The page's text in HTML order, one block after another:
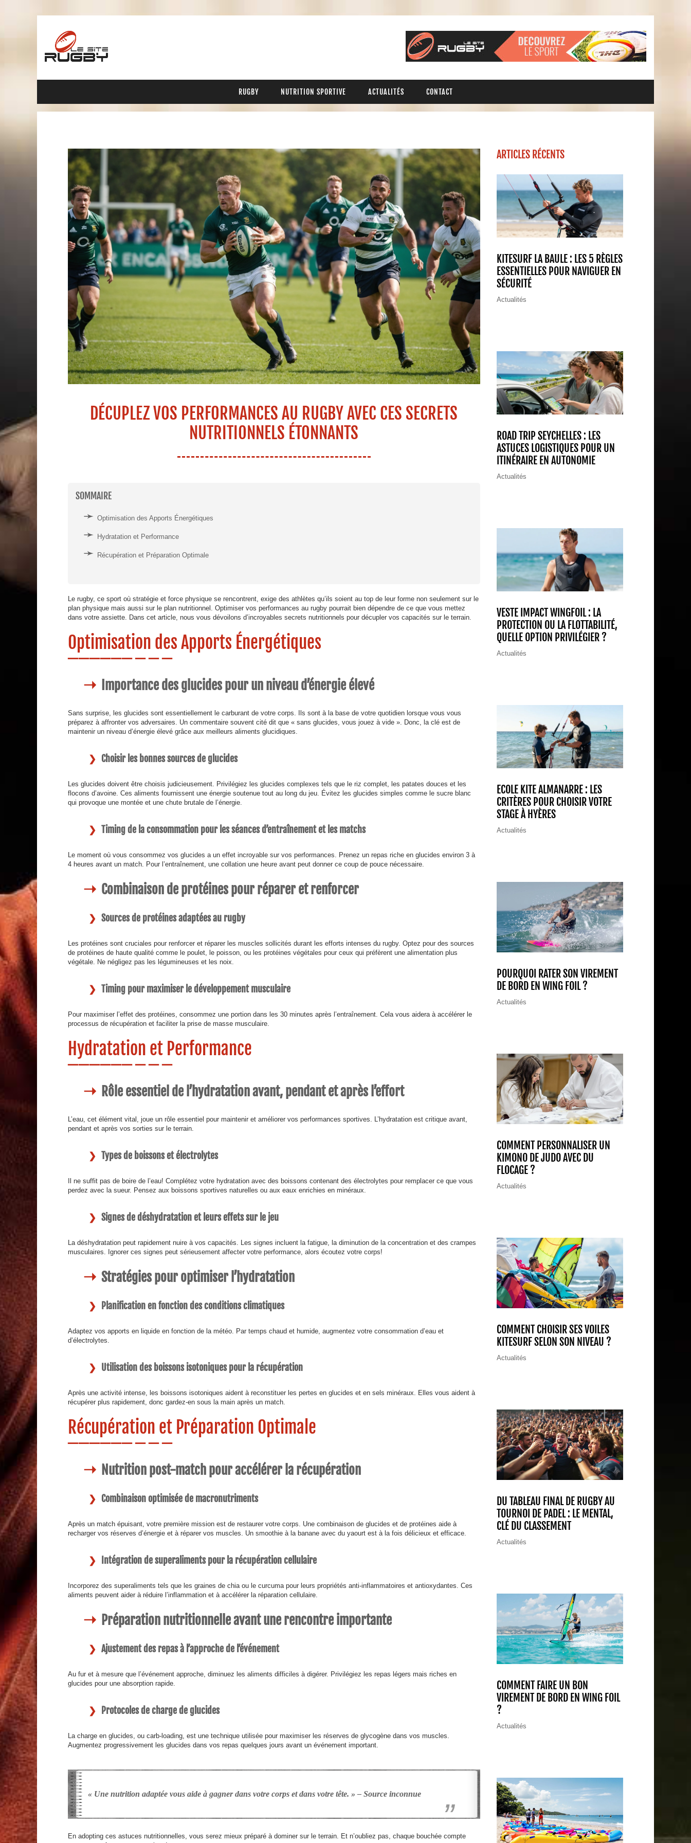
RUGBY NUTRITION SPORTIVE ACTUALITÉS CONTACT
DÉCUPLEZ VOS PERFORMANCES AU RUGBY AVEC CES SECRETS
NUTRITIONNELS ÉTONNANTS
SOMMAIRE
Optimisation des Apports Énergétiques
Hydratation et Performance
Récupération et Préparation Optimale
Le rugby, ce sport où stratégie et force physique se rencontrent, exige des athlètes qu’ils soient au top de leur forme non seulement sur le
plan physique mais aussi sur le plan nutritionnel. Optimiser vos performances au rugby pourrait bien dépendre de ce que vous mettez
dans votre assiette. Dans cet article, nous vous dévoilons d’incroyables secrets nutritionnels pour décupler vos capacités sur le terrain.
Optimisation des Apports Énergétiques
Importance des glucides pour un niveau d’énergie élevé
Sans surprise, les glucides sont essentiellement le carburant de votre corps. Ils sont à la base de votre quotidien lorsque vous vous
préparez à affronter vos adversaires. Un commentaire souvent cité dit que « sans glucides, vous jouez à vide ». Donc, la clé est de
maintenir un niveau d’énergie élevé grâce aux meilleurs aliments glucidiques.
Choisir les bonnes sources de glucides
Les glucides doivent être choisis judicieusement. Privilégiez les glucides complexes tels que le riz complet, les patates douces et les
flocons d’avoine. Ces aliments fournissent une énergie soutenue tout au long du jeu. Évitez les glucides simples comme le sucre blanc
qui provoque une montée et une chute brutale de l’énergie.
Timing de la consommation pour les séances d’entraînement et les matchs
Le moment où vous consommez vos glucides a un effet incroyable sur vos performances. Prenez un repas riche en glucides environ 3 à
4 heures avant un match. Pour l’entraînement, une collation une heure avant peut donner ce coup de pouce nécessaire.
Combinaison de protéines pour réparer et renforcer
Sources de protéines adaptées au rugby
Les protéines sont cruciales pour renforcer et réparer les muscles sollicités durant les efforts intenses du rugby. Optez pour des sources
de protéines de haute qualité comme le poulet, le poisson, ou les protéines végétales pour ceux qui préfèrent une alimentation plus
végétale. Ne négligez pas les légumineuses et les noix.
Timing pour maximiser le développement musculaire
Pour maximiser l’effet des protéines, consommez une portion dans les 30 minutes après l’entraînement. Cela vous aidera à accélérer le
processus de récupération et faciliter la prise de masse musculaire.
Hydratation et Performance
Rôle essentiel de l’hydratation avant, pendant et après l’effort
L’eau, cet élément vital, joue un rôle essentiel pour maintenir et améliorer vos performances sportives. L’hydratation est critique avant,
pendant et après vos sorties sur le terrain.
Types de boissons et électrolytes
Il ne suffit pas de boire de l’eau! Complétez votre hydratation avec des boissons contenant des électrolytes pour remplacer ce que vous
perdez avec la sueur. Pensez aux boissons sportives naturelles ou aux eaux enrichies en minéraux.
Signes de déshydratation et leurs effets sur le jeu
La déshydratation peut rapidement nuire à vos capacités. Les signes incluent la fatigue, la diminution de la concentration et des crampes
musculaires. Ignorer ces signes peut sérieusement affecter votre performance, alors écoutez votre corps!
Stratégies pour optimiser l’hydratation
Planification en fonction des conditions climatiques
Adaptez vos apports en liquide en fonction de la météo. Par temps chaud et humide, augmentez votre consommation d’eau et
d’électrolytes.
Utilisation des boissons isotoniques pour la récupération
Après une activité intense, les boissons isotoniques aident à reconstituer les pertes en glucides et en sels minéraux. Elles vous aident à
récupérer plus rapidement, donc gardez-en sous la main après un match.
Récupération et Préparation Optimale
Nutrition post-match pour accélérer la récupération
Combinaison optimisée de macronutriments
Après un match épuisant, votre première mission est de restaurer votre corps. Une combinaison de glucides et de protéines aide à
recharger vos réserves d’énergie et à réparer vos muscles. Un smoothie à la banane avec du yaourt est à la fois délicieux et efficace.
Intégration de superaliments pour la récupération cellulaire
Incorporez des superaliments tels que les graines de chia ou le curcuma pour leurs propriétés anti-inflammatoires et antioxydantes. Ces
aliments peuvent aider à réduire l’inflammation et à accélérer la réparation cellulaire.
Préparation nutritionnelle avant une rencontre importante
Ajustement des repas à l’approche de l’événement
Au fur et à mesure que l’événement approche, diminuez les aliments difficiles à digérer. Privilégiez les repas légers mais riches en
glucides pour une absorption rapide.
Protocoles de charge de glucides
La charge en glucides, ou carb-loading , est une technique utilisée pour maximiser les réserves de glycogène dans vos muscles.
Augmentez progressivement les glucides dans vos repas quelques jours avant un événement important.
« Une nutrition adaptée vous aide à gagner dans votre corps et dans votre tête. » – Source inconnue
En adopting ces astuces nutritionnelles, vous serez mieux préparé à dominer sur le terrain. Et n’oubliez pas, chaque bouchée compte
ARTICLES RÉCENTS
KITESURF LA BAULE : LES 5 RÈGLES
ESSENTIELLES POUR NAVIGUER EN
SÉCURITÉ
Actualités
ROAD TRIP SEYCHELLES : LES
ASTUCES LOGISTIQUES POUR UN
ITINÉRAIRE EN AUTONOMIE
Actualités
VESTE IMPACT WINGFOIL : LA
PROTECTION OU LA FLOTTABILITÉ,
QUELLE OPTION PRIVILÉGIER ?
Actualités
ECOLE KITE ALMANARRE : LES
CRITÈRES POUR CHOISIR VOTRE
STAGE À HYÈRES
Actualités
POURQUOI RATER SON VIREMENT
DE BORD EN WING FOIL ?
Actualités
COMMENT PERSONNALISER UN
KIMONO DE JUDO AVEC DU
FLOCAGE ?
Actualités
COMMENT CHOISIR SES VOILES
KITESURF SELON SON NIVEAU ?
Actualités
DU TABLEAU FINAL DE RUGBY AU
TOURNOI DE PADEL : LE MENTAL,
CLÉ DU CLASSEMENT
Actualités
COMMENT FAIRE UN BON
VIREMENT DE BORD EN WING FOIL
?
Actualités